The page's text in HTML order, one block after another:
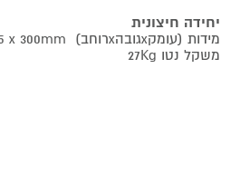
יחידה חיצונית
מידות (עומקxגובהxרוחב) 785x 555 x 300mm
משקל נטו 27Kg